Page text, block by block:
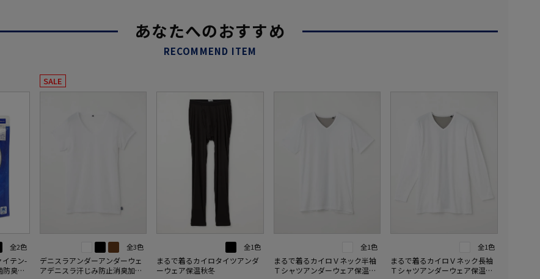
あなたへのおすすめ
RECOMMEND ITEM
全2色
イテン-
防臭ア
SALE
全3色
デニスラアンダーアンダーウェ
アデニスラ汗じみ防止消臭加工
全1色
まるで着るカイロタイツアンダ
ーウェア保温秋冬
全1色
まるで着るカイロＶネック半袖
Ｔシャツアンダーウェア保温秋
全1色
まるで着るカイロＶネック長袖
Ｔシャツアンダーウェア保温秋